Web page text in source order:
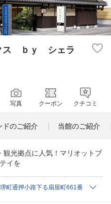
ス ｂｙ シェラ
写真 クーポン クチコミ
ドのご紹介 当館のご紹介
観光拠点に人気！マリオットブ
イを
町通押小路下る扇屋町661番